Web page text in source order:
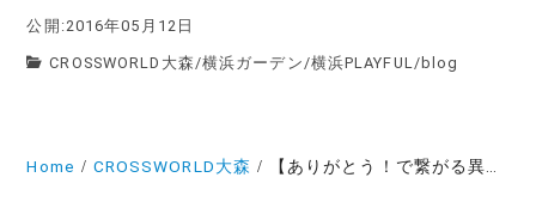
公開:2016年05月12日
CROSSWORLD大森 /横浜ガーデン /横浜PLAYFUL / blog
Home CROSSWORLD大森 【ありがとう！で繋がる異文化交流】英語を学び始めた人でも安心の国際交流シェアハウス